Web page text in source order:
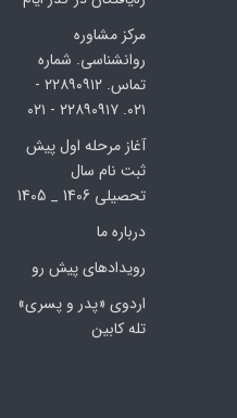
مرکز مشاوره
روانشناسی. شماره
تماس. ۲۲۸۹۰۹۱۲ -
۰۲۱. ۲۲۸۹۰۹۱۷ - ۰۲۱
آغاز مرحله اول پیش
ثبت نام سال
تحصیلی 1406 _ 1405
درباره ما
رویدادهای پیش رو
اردوی «پدر و پسری»
تله کابین